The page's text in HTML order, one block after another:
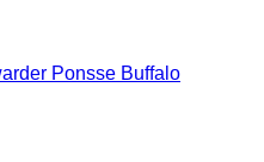
Ponsse Buffalo